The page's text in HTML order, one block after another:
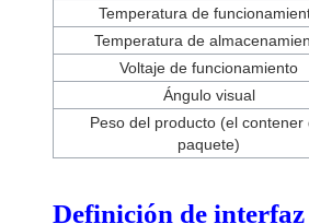
Temperatura de
Temperatura de
Voltaje de funcionamiento
Ángulo visual
Peso del producto (el contener
paquete)
Definición de interfaz